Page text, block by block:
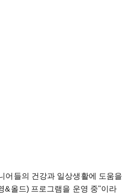
어들의 건강과 일상생활에 도움을
&올드) 프로그램을 운영 중"이라